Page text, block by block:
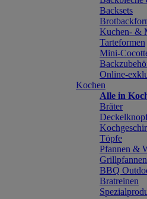
Backsets
Kuchen- &
Tarteformen
Mini-
Online-
Kochen
Alle in
Bräter
Töpfe
Pfannen &
Grillpfannen
BBQ
Bratreinen